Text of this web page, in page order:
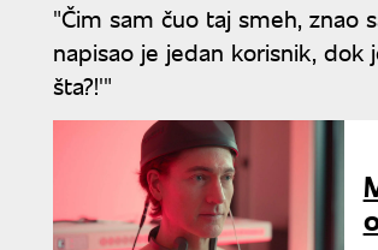
"Čim sam čuo taj smeh, znao
napisao je jedan korisnik, dok
šta?!'"